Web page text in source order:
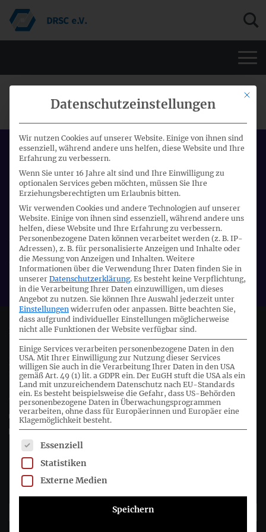
DRSC-AG "VERSICHERUNGEN"
Datum:
09.07.2018 - 09.07.2018
Start:
10:00 Uhr
Ort:
Telefonkonferenz
Veranstalter:
DRSC
Deutsches Rechnungslegungs Standards Committee e.V.
Joachimsthaler Str. 34
10719 Berlin
+49 (0)30 20 64 12 - 0
+49 (0)30 20 64 12 - 15
info@drsc.de
Folgen Sie dem DRSC
Mit
Datenschutzeinstellungen
Wir nutzen Cookies auf unserer Website. Einige von ihnen sind
essenziell, während andere uns helfen, diese Website und Ihre
Erfahrung zu verbessern.
Wenn Sie unter 16 Jahre alt sind und Ihre Einwilligung zu
optionalen Services geben möchten, müssen Sie Ihre
Erziehungsberechtigten um Erlaubnis bitten.
Wir verwenden Cookies und andere Technologien auf unserer
Website. Einige von ihnen sind essenziell, während andere uns
helfen, diese Website und Ihre Erfahrung zu verbessern.
Personenbezogene Daten können verarbeitet werden (z. B. IP-
Adressen), z. B. für personalisierte Anzeigen und Inhalte oder
die Messung von Anzeigen und Inhalten. Weitere
Informationen über die Verwendung Ihrer Daten finden Sie in
unserer Datenschutzerklärung. Es besteht keine Verpflichtung,
in die Verarbeitung Ihrer Daten einzuwilligen, um dieses
Angebot zu nutzen. Sie können Ihre Auswahl jederzeit unter
Einstellungen widerrufen oder anpassen. Bitte beachten Sie,
dass aufgrund individueller Einstellungen möglicherweise
nicht alle Funktionen der Website verfügbar sind.
Einige Services verarbeiten personenbezogene Daten in den
USA. Mit Ihrer Einwilligung zur Nutzung dieser Services
willigen Sie auch in die Verarbeitung Ihrer Daten in den USA
gemäß Art. 49 (1) lit. a GDPR ein. Der EuGH stuft die USA als ein
Land mit unzureichendem Datenschutz nach EU-Standards
ein. Es besteht beispielsweise die Gefahr, dass US-Behörden
personenbezogene Daten in Überwachungsprogrammen
verarbeiten, ohne dass für Europäerinnen und Europäer eine
Klagemöglichkeit besteht.
Es folgt eine Liste der Service-Gruppen, für die eine
Essenziell
Statistiken
Externe Medien
Speichern